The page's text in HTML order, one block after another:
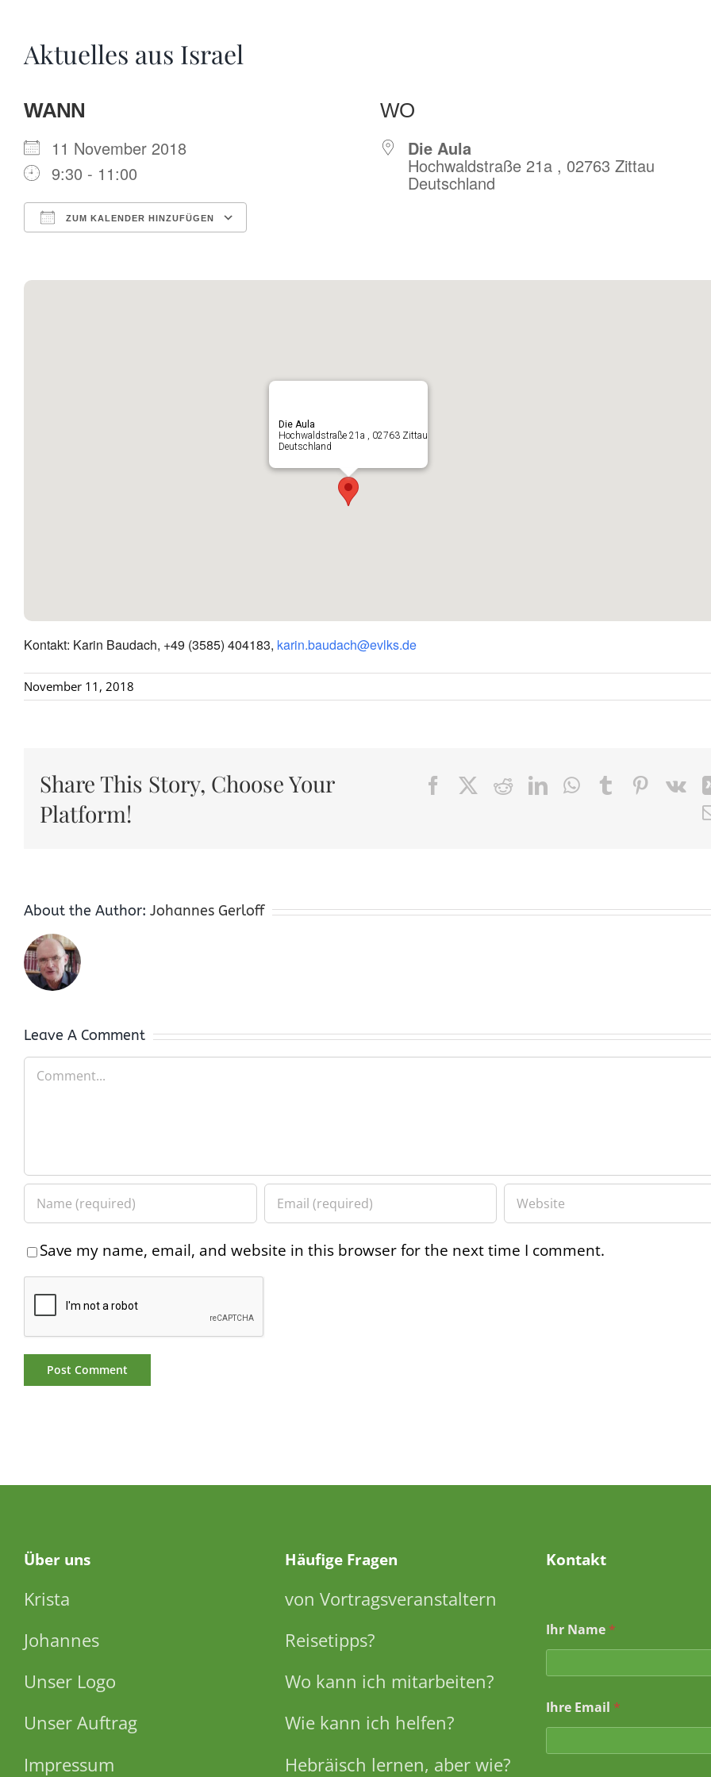
Aktuelles aus Israel
WANN
11 November 2018
9:30 - 11:00
ZUM KALENDER HINZUFÜGEN
WO
Die Aula
Hochwaldstraße 21a , 02763 Zittau
Deutschland
Die Aula
Hochwaldstraße 21a , 02763 Zittau
Deutschland
Kontakt: Karin Baudach, +49 (3585) 404183, karin.baudach@evlks.de
November 11, 2018
Share This Story, Choose Your
Platform!
FacebookRedditLinkedInWhatsApp
Tumblr Vk
About the Author: Johannes Gerloff
Leave A Comment
Comment
Save my name, email, and website in this browser for the next time I comment.
Über uns
Krista
Johannes
Unser Logo
Unser Auftrag
Impressum
Häufige Fragen
von Vortragsveranstaltern
Reisetipps?
Wo kann ich mitarbeiten?
Wie kann ich helfen?
Hebräisch lernen, aber wie?
Kontakt
Ihr Name *
Ihre Email *